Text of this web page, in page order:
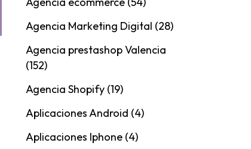
Agencia Marketing Digital (28)
Agencia prestashop Valencia
(152)
Agencia Shopify (19)
Aplicaciones Android (4)
Aplicaciones Iphone (4)